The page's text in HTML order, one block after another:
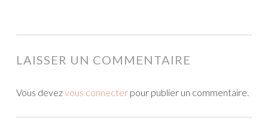
LAISSER UN COMMENTAIRE
Vous devezvous connecter pour publier un commentaire.